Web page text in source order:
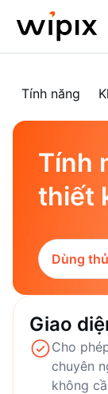
Sản phẩm
WiPix
WiPix Bio link
Bảng giá
Hỏi Wi Team
Liên hệ
Tính năng
Tính
thiết
Dùng
Giao
Cho
chuyên
không